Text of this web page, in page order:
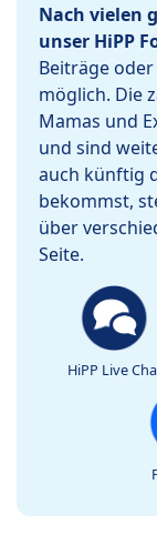
Nach vielen
unser HiPP
Beiträge
möglich. Die
Mamas und
und sind
auch künftig
bekommst,
über
Seite.
HiPP Live